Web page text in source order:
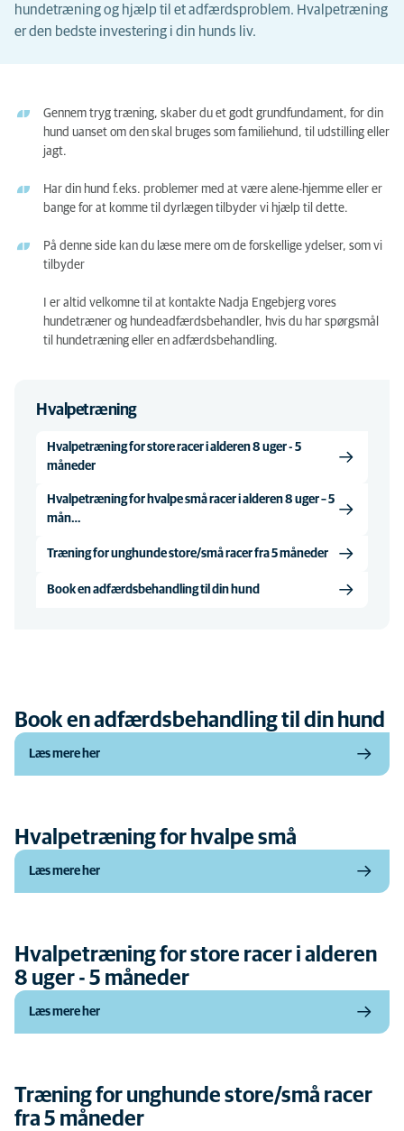
hundetræning og hjælp til et adfærdsproblem. Hvalpetræning
er den bedste investering i din hunds liv.
Gennem tryg træning, skaber du et godt grundfundament, for din
hund uanset om den skal bruges som familiehund, til udstilling eller
jagt.
Har din hund f.eks. problemer med at være alene-hjemme eller er
bange for at komme til dyrlægen tilbyder vi hjælp til dette.
På denne side kan du læse mere om de forskellige ydelser, som vi
tilbyder
I er altid velkomne til at kontakte Nadja Engebjerg vores
hundetræner og hundeadfærdsbehandler, hvis du har spørgsmål
til hundetræning eller en adfærdsbehandling.
Hvalpetræning
Hvalpetræning for store racer i alderen 8 uger - 5
måneder
Hvalpetræning for hvalpe små racer i alderen 8 uger – 5
mån…
Træning for unghunde store/små racer fra 5 måneder
Book en adfærdsbehandling til din hund
Book en adfærdsbehandling til din hund
Læs mere her
Hvalpetræning for hvalpe små
Læs mere her
Hvalpetræning for store racer i alderen
8 uger - 5 måneder
Læs mere her
Træning for unghunde store/små racer
fra 5 måneder